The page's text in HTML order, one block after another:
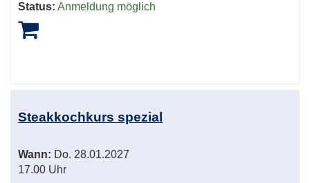
Status: Anmeldung möglich
Steakkochkurs spezial
Wann: Do. 28.01.2027
17.00 Uhr